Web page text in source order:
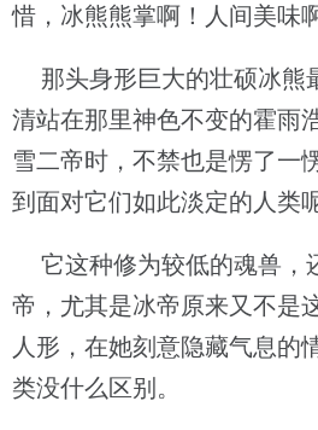
惜，冰熊熊掌啊！人间美味
那头身形巨大的壮硕冰熊
清站在那里神色不变的霍雨
雪二帝时，不禁也是愣了一
到面对它们如此淡定的人类呢
它这种修为较低的魂兽，
帝，尤其是冰帝原来又不是
人形，在她刻意隐藏气息的
类没什么区别。